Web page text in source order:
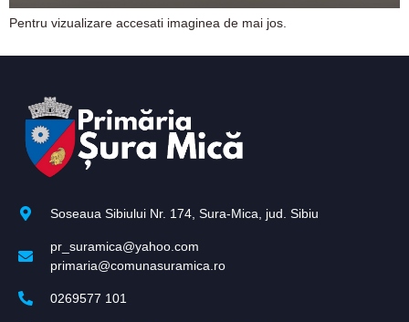
Pentru vizualizare accesati imaginea de mai jos.
Soseaua Sibiului Nr. 174, Sura-Mica, jud. Sibiu
pr_suramica@yahoo.com
primaria@comunasuramica.ro
0269577 101